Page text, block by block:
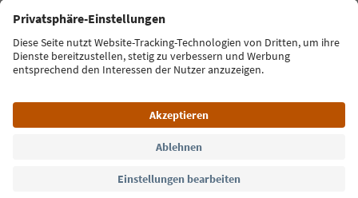
Sprache: Deutsch
FAQ Kontakt Presse MICE Datenschutzerklärung
Zugänglichkeitserklärung